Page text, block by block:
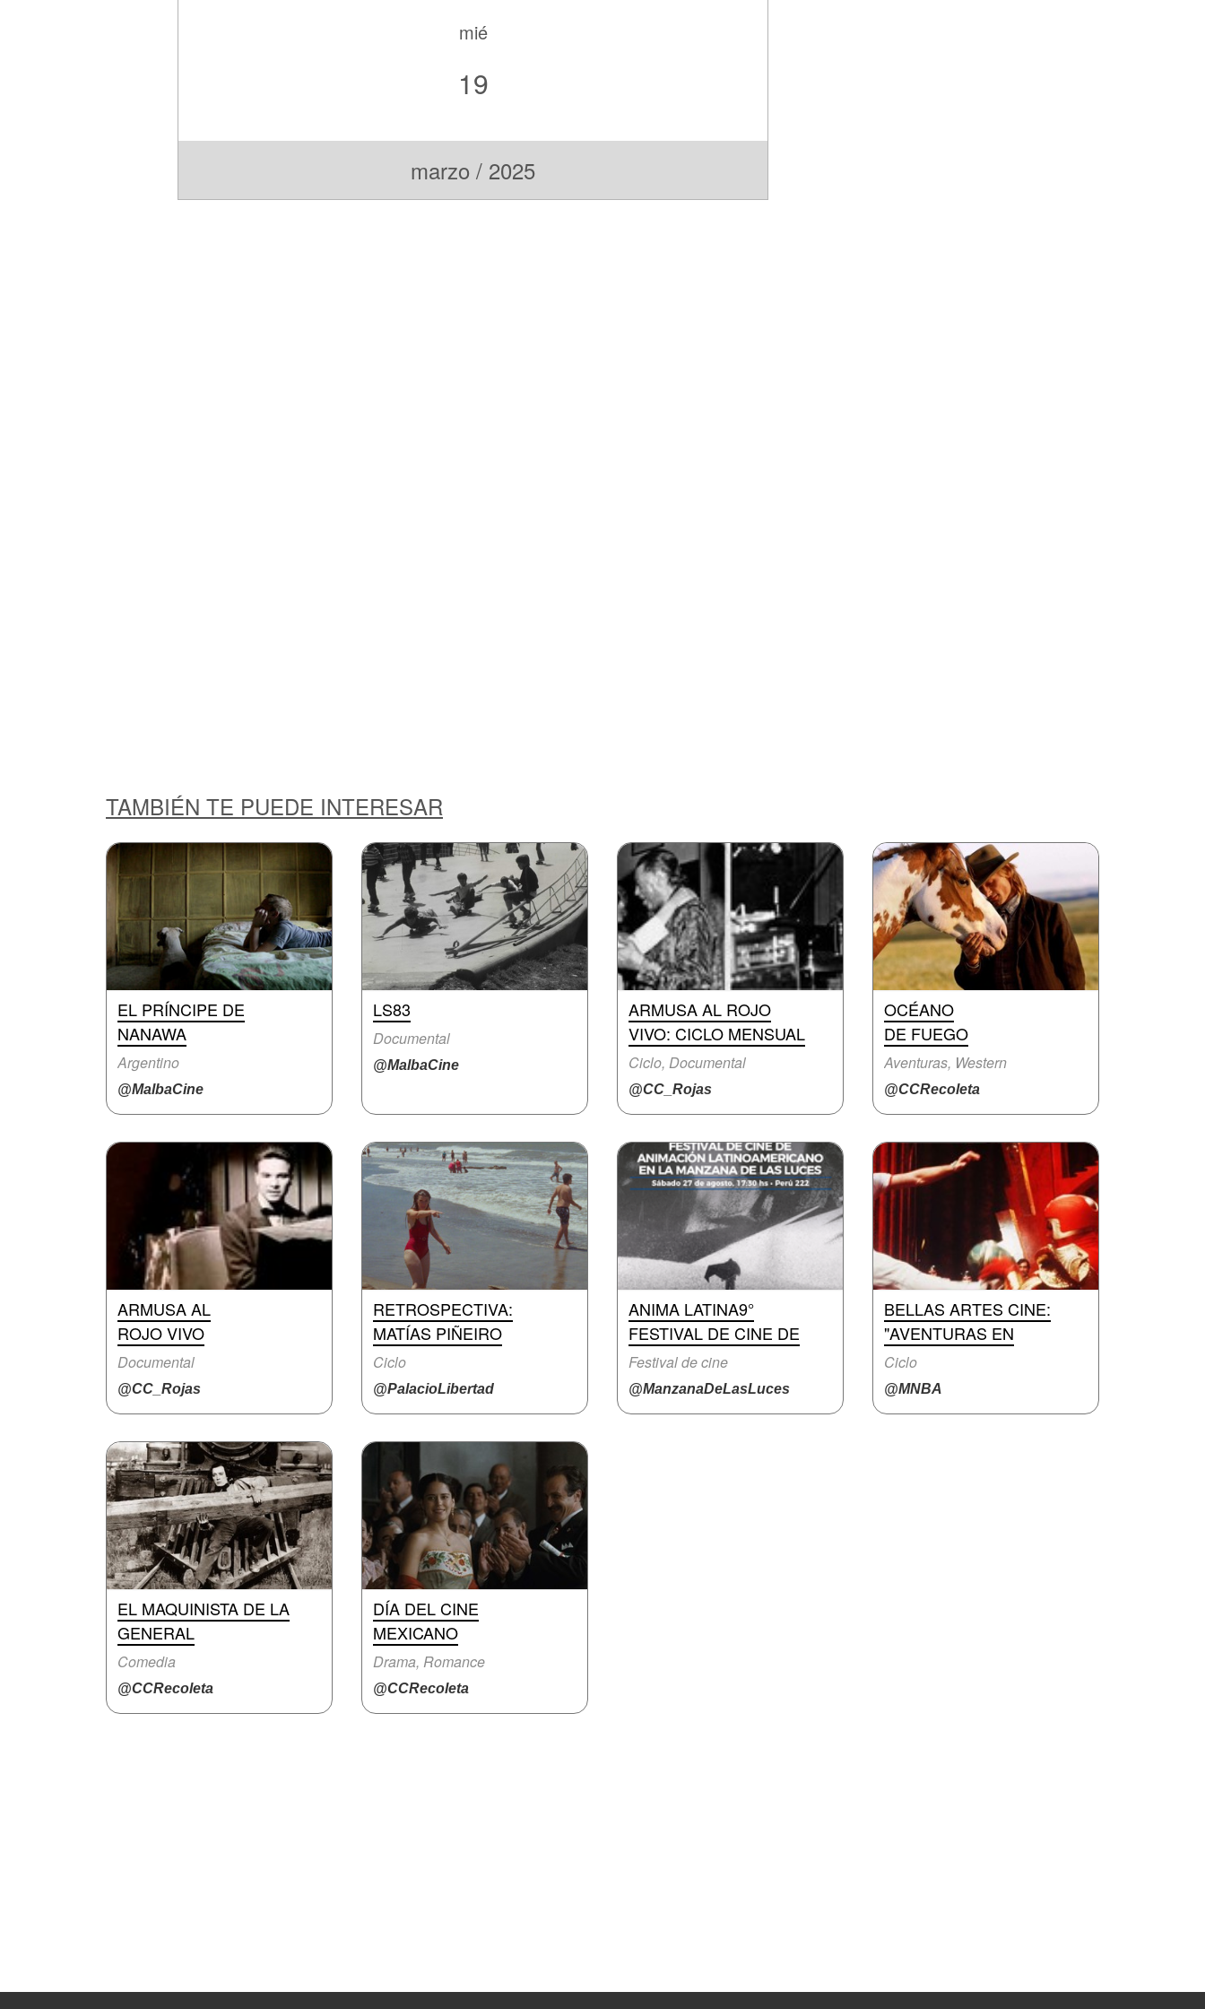
mié
19
marzo / 2025
TAMBIÉN TE PUEDE INTERESAR
EL PRÍNCIPE DE
NANAWA
Argentino
@MalbaCine
LS83
Documental
@MalbaCine
ARMUSA AL ROJO
VIVO: CICLO MENSUAL
Ciclo, Documental
@CC_Rojas
OCÉANO
DE FUEGO
Aventuras, Western
@CCRecoleta
ARMUSA AL
ROJO VIVO
Documental
@CC_Rojas
RETROSPECTIVA:
MATÍAS PIÑEIRO
Ciclo
@PalacioLibertad
ANIMA LATINA9°
FESTIVAL DE CINE DE
Festival de cine
@ManzanaDeLasLuces
BELLAS ARTES CINE:
"AVENTURAS EN
Ciclo
@MNBA
EL MAQUINISTA DE LA
GENERAL
Comedia
@CCRecoleta
DÍA DEL CINE
MEXICANO
Drama, Romance
@CCRecoleta